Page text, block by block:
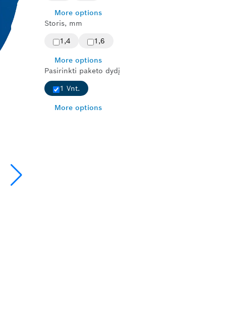
More options
Storis, mm
1,4
1,6
More options
Pasirinkti paketo dydį
1 Vnt.
More options